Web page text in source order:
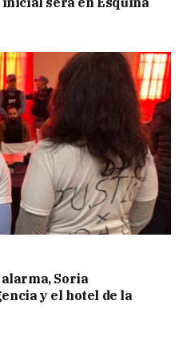
Soria
y el hotel de la